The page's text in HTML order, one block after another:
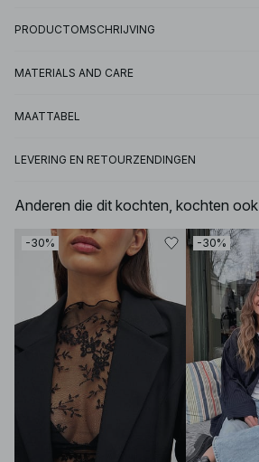
PRODUCTOMSCHRIJVING
MATERIALS AND CARE
MAATTABEL
LEVERING EN RETOURZENDINGEN
Anderen die dit kochten, kochten ook
-30% -30%